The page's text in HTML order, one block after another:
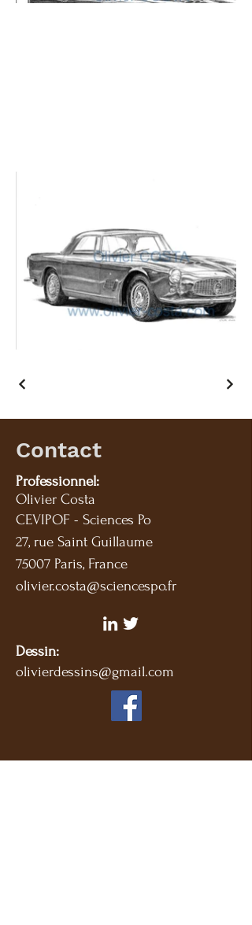
Contact
Professionnel:
Olivier Costa
CEVIPOF - Sciences Po
27, rue Saint Guillaume
75007 Paris, France
olivier.costa@sciencespo.fr
Dessin:
olivierdessins@gmail.com